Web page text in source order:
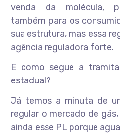
venda da molécula,
também para os
sua estrutura, mas essa
agência reguladora forte.
E como segue a
estadual?
Já temos a minuta de
regular o mercado de
ainda esse PL porque